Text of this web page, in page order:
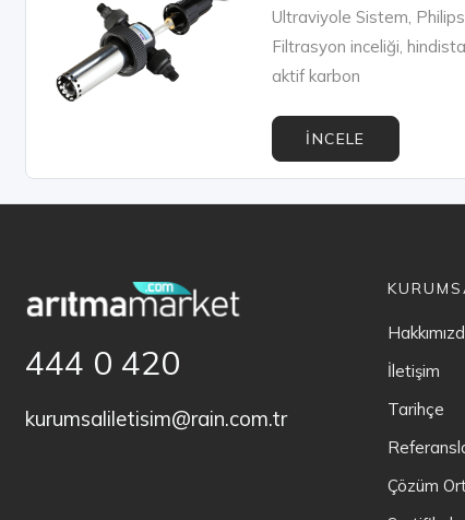
Ultraviyole Sistem,
Filtrasyon inceliği,
aktif karbon
İNCELE
444 0 420
kurumsaliletisim@rain.com.tr
İletişim
Tarihçe
Çözüm